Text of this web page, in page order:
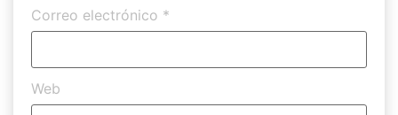
Correo electrónico *
Web